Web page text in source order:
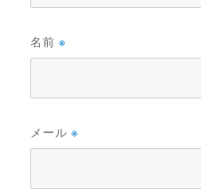
名前※
メール※